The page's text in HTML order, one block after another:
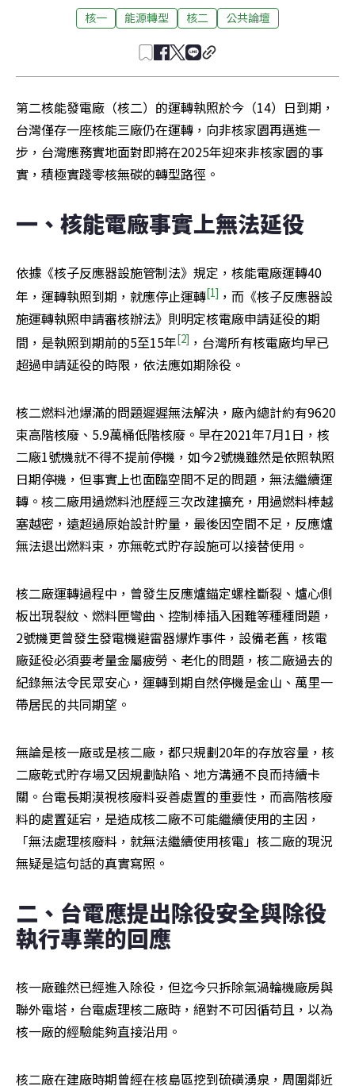
核一 能源轉型 核二 公共論壇
第二核能發電廠（核二）的運轉執照於今（14）日到期，
台灣僅存一座核能三廠仍在運轉，向非核家園再邁進一
步，台灣應務實地面對即將在2025年迎來非核家園的事
實，積極實踐零核無碳的轉型路徑。
一、核能電廠事實上無法延役
依據《核子反應器設施管制法》規定，核能電廠運轉40
年，運轉執照到期，就應停止運轉[1] ，而《核子反應器設
施運轉執照申請審核辦法》則明定核電廠申請延役的期
間，是執照到期前的5至15年[2] ，台灣所有核電廠均早已
超過申請延役的時限，依法應如期除役。
核二燃料池爆滿的問題遲遲無法解決，廠內總計約有9620
束高階核廢、5.9萬桶低階核廢。早在2021年7月1日，核
二廠1號機就不得不提前停機，如今2號機雖然是依照執照
日期停機，但事實上也面臨空間不足的問題，無法繼續運
轉。核二廠用過燃料池歷經三次改建擴充，用過燃料棒越
塞越密，遠超過原始設計貯量，最後因空間不足，反應爐
無法退出燃料束，亦無乾式貯存設施可以接替使用。
核二廠運轉過程中，曾發生反應爐錨定螺栓斷裂、爐心側
板出現裂紋、燃料匣彎曲、控制棒插入困難等種種問題，
2號機更曾發生發電機避雷器爆炸事件，設備老舊，核電
廠延役必須要考量金屬疲勞、老化的問題，核二廠過去的
紀錄無法令民眾安心，運轉到期自然停機是金山、萬里一
帶居民的共同期望。
無論是核一廠或是核二廠，都只規劃20年的存放容量，核
二廠乾式貯存場又因規劃缺陷、地方溝通不良而持續卡
關。台電長期漠視核廢料妥善處置的重要性，而高階核廢
料的處置延宕，是造成核二廠不可能繼續使用的主因，
「無法處理核廢料，就無法繼續使用核電」核二廠的現況
無疑是這句話的真實寫照。
二、台電應提出除役安全與除役
執行專業的回應
核一廠雖然已經進入除役，但迄今只拆除氣渦輪機廠房與
聯外電塔，台電處理核二廠時，絕對不可因循苟且，以為
核一廠的經驗能夠直接沿用。
核二廠在建廠時期曾經在核島區挖到硫磺湧泉，周圍鄰近